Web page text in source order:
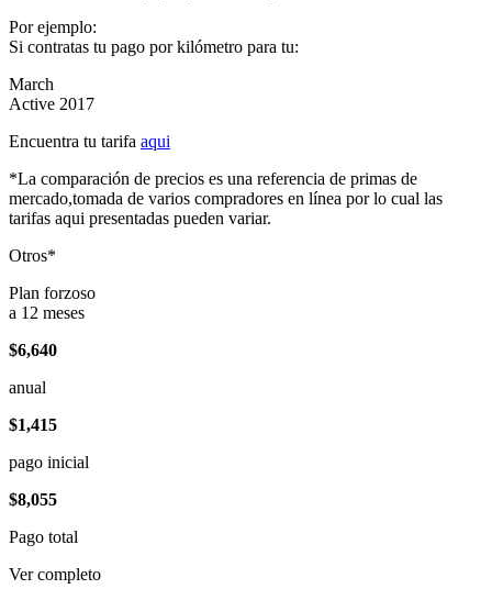
Por ejemplo:
Si contratas tu pago por kilómetro para tu:
March
Active 2017
Encuentra tu tarifa aqui
*La comparación de precios es una referencia de primas de
mercado,tomada de varios compradores en línea por lo cual las
tarifas aqui presentadas pueden variar.
Otros*
Plan forzoso
a 12 meses
$6,640
anual
$1,415
pago inicial
$8,055
Pago total
Ver completo